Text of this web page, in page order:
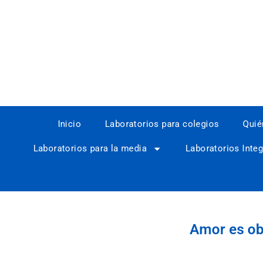
Inicio Laboratorios para colegios
Laboratorios para la media Laboratorios
Amor es